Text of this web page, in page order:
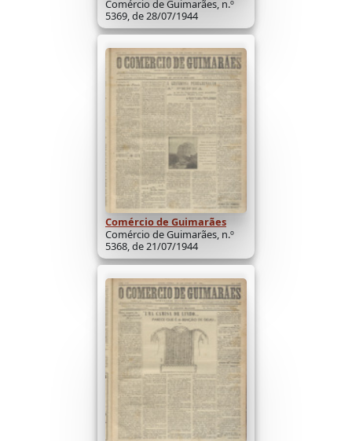
Comércio de Guimarães, n.º
5369, de 28/07/1944
Comércio de Guimarães
Comércio de Guimarães, n.º
5368, de 21/07/1944